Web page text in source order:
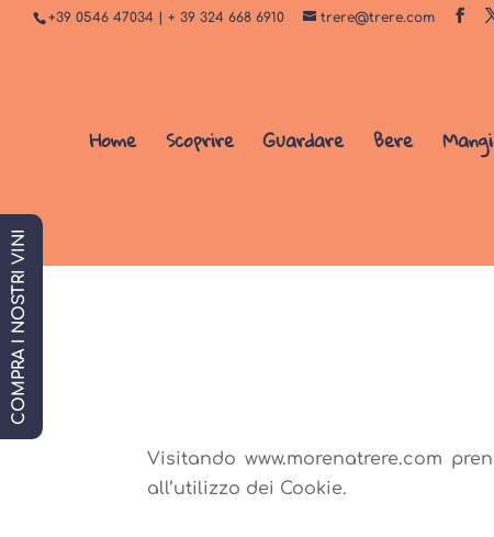
+39 0546 47034 | + 39 324 668 6910 trere@trere.com
Home Scoprire Guardare Bere
Visitando www.morenatrere.com
all’utilizzo dei Cookie.
COMPRA I NOSTRI VINI